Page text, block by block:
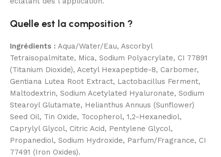
Quelle est la composition ?
Ingrédients : Aqua/Water/Eau, Ascorbyl
Tetraisopalmitate, Mica, Sodium Polyacrylate, CI 77891
(Titanium Dioxide), Acetyl Hexapeptide-8, Carbomer,
Gentiana Lutea Root Extract, Lactobacillus Ferment,
Maltodextrin, Sodium Acetylated Hyaluronate, Sodium
Stearoyl Glutamate, Helianthus Annuus (Sunflower)
Seed Oil, Tin Oxide, Tocopherol, 1,2-Hexanediol,
Caprylyl Glycol, Citric Acid, Pentylene Glycol,
Propanediol, Sodium Hydroxide, Parfum/Fragrance, CI
77491 (Iron Oxides).